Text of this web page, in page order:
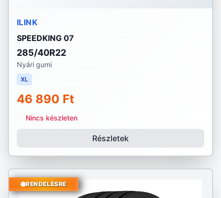
ILINK
SPEEDKING 07
285/40R22
Nyári gumi
XL
46 890 Ft
Nincs készleten
Részletek
RENDELÉSRE